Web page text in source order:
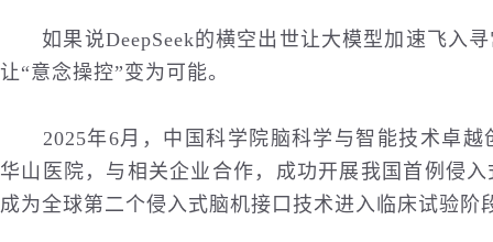
如果说DeepSeek的横空出世让大模型加速飞入寻
让“意念操控”变为可能。
2025年6月，中国科学院脑科学与智能技术卓越
华山医院，与相关企业 合作，成功开展我国首例侵
成为全球第二个侵入式脑机接口技术进入临床试验阶